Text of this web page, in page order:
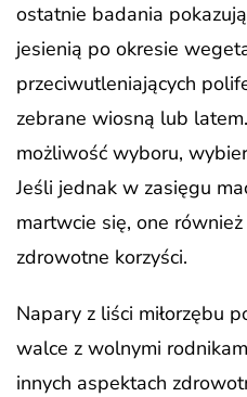
ostatnie badania
jesienią po okresie
przeciwutleniających
zebrane wiosną lub
możliwość wyboru,
Jeśli jednak w zasięgu
martwcie się, one
zdrowotne korzyści.
Napary z liści miłorzębu
walce z wolnymi
innych aspektach